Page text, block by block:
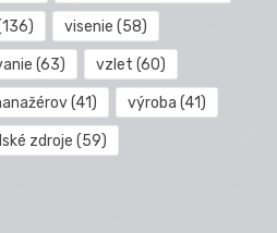
visenie (58)
(63) vzlet (60)
(41) výroba (41)
zdroje (59)